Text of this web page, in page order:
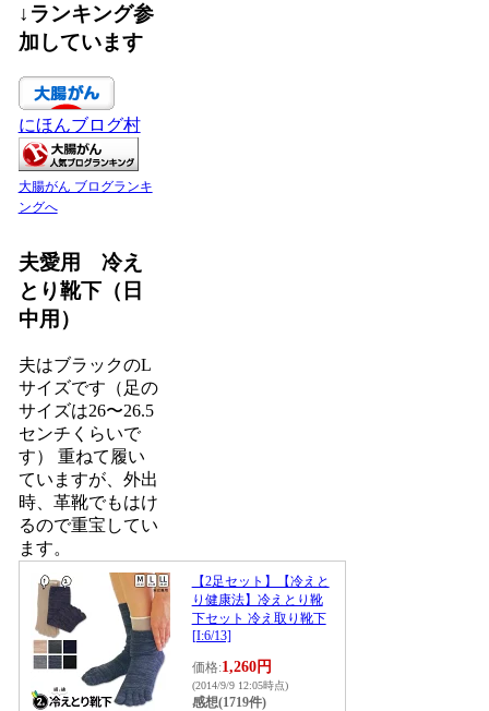
↓ランキング参
加しています
にほんブログ村
大腸がん ブログランキ
ングへ
夫愛用 冷え
とり靴下（日
中用）
夫はブラックのL
サイズです（足の
サイズは26〜26.5
センチくらいで
す） 重ねて履い
ていますが、外出
時、革靴でもはけ
るので重宝してい
ます。
【2足セット】【冷えと
り健康法】冷えとり靴
下セット 冷え取り靴下
[I:6/13]
価格:1,260円
(2014/9/9 12:05時点)
感想(1719件)